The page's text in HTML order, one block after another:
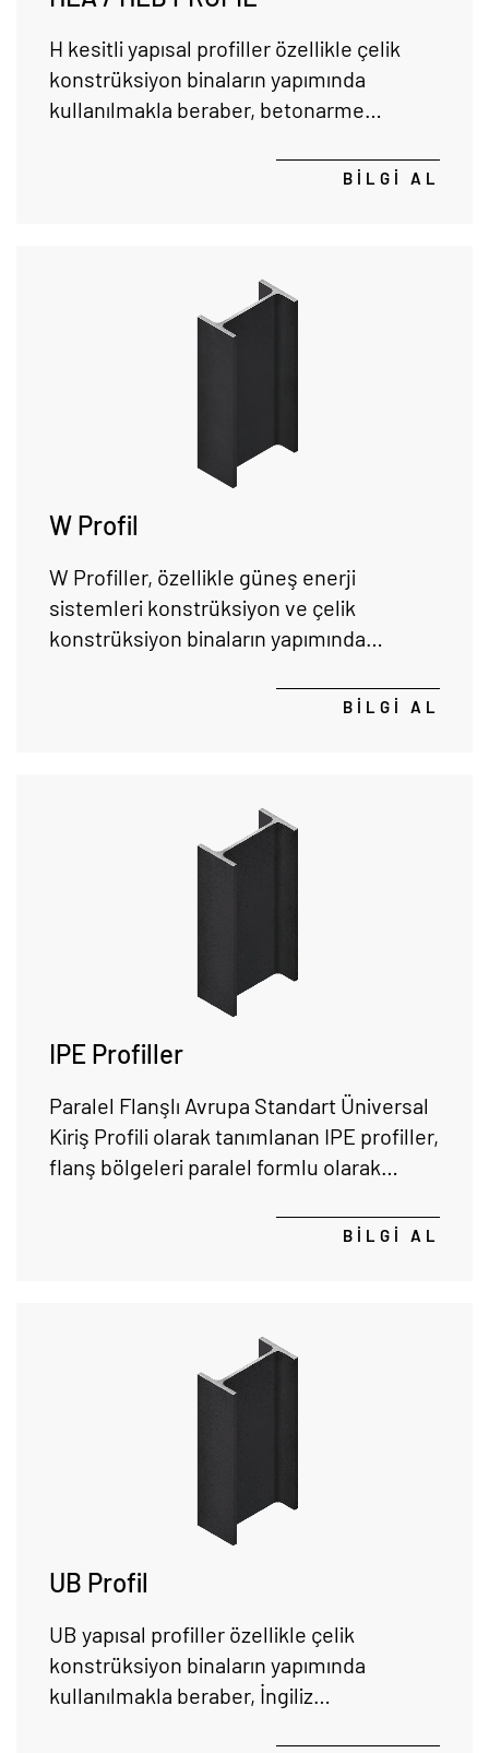
H kesitli yapısal profiller özellikle çelik
konstrüksiyon binaların yapımında
kullanılmakla beraber, betonarme
BİLGİ AL
W Profil
W Profiller, özellikle güneş enerji
sistemleri konstrüksiyon ve çelik
konstrüksiyon binaların yapımında
yapılarda da yapıya destek amacı ileBİLGİ AL
IPE Profiller
Paralel Flanşlı Avrupa Standart Üniversal
Kiriş Profili olarak tanımlanan IPE profiller,
flanş bölgeleri paralel formlu olarak
BİLGİ AL
UB Profil
UB yapısal profiller özellikle çelik
konstrüksiyon binaların yapımında
kullanılmakla beraber, İngiliz